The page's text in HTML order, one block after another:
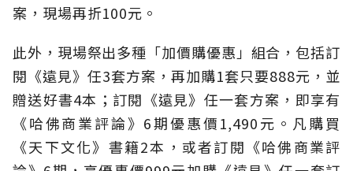
案，現場再折100元。
此外，現場祭出多種「加價購優惠」組合，包括訂
閱《遠見》任3套方案，再加購1套只要888元，並
贈送好書4本；訂閱《遠見》任一套方案，即享有
《哈佛商業評論》6期優惠價1,490元。凡購買
《天下文化》書籍2本，或者訂閱《哈佛商業評